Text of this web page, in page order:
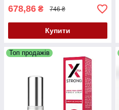
678,86 ₴ 746 ₴
Купити
Топ продажів